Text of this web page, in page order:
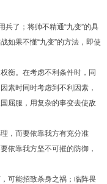
兵了；将帅不精通“九变”的具
如果不懂“九变”的方法，即使
衡。在考虑不利条件时，同
素时同时考虑到不利因素，
屈服，用复杂的事变去使敌
，而要依靠我方有充分准
依靠我方坚不可摧的防御，
可能招致杀身之祸；临阵畏